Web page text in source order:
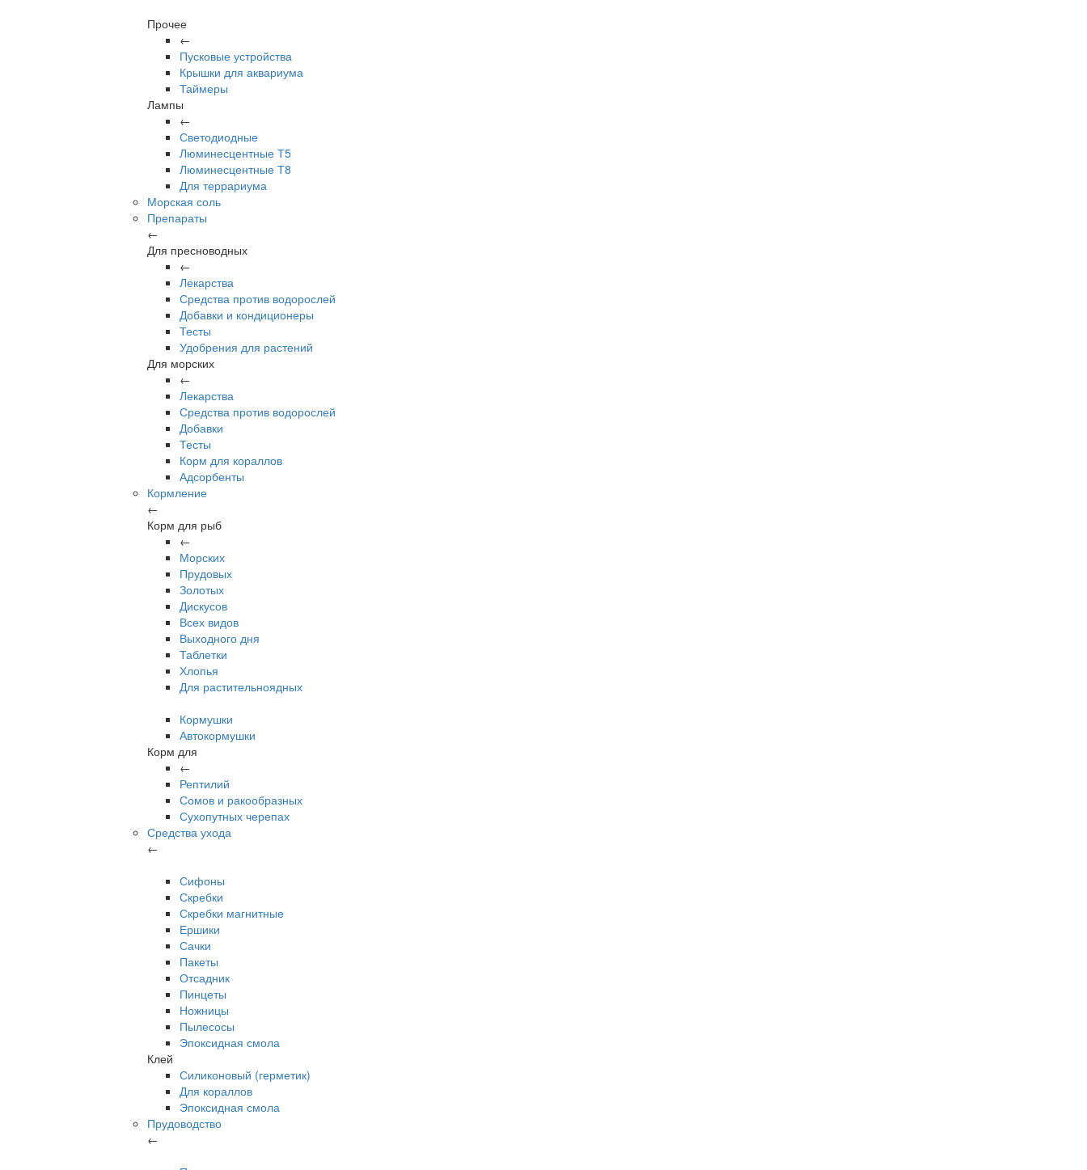
Прочее
←
Пусковые устройства
Крышки для аквариума
Таймеры
Лампы
←
Светодиодные
Люминесцентные Т5
Люминесцентные Т8
Для террариума
Морская соль
Препараты
←
Для пресноводных
←
Лекарства
Средства против водорослей
Добавки и кондиционеры
Тесты
Удобрения для растений
Для морских
←
Лекарства
Средства против водорослей
Добавки
Тесты
Корм для кораллов
Адсорбенты
Кормление
←
Корм для рыб
←
Морских
Прудовых
Золотых
Дискусов
Всех видов
Выходного дня
Таблетки
Хлопья
Для растительноядных
Кормушки
Автокормушки
Корм для
←
Рептилий
Сомов и ракообразных
Сухопутных черепах
Средства ухода
←
Сифоны
Скребки
Скребки магнитные
Ершики
Сачки
Пакеты
Отсадник
Пинцеты
Ножницы
Пылесосы
Эпоксидная смола
Клей
Силиконовый (герметик)
Для кораллов
Эпоксидная смола
Прудоводство
←